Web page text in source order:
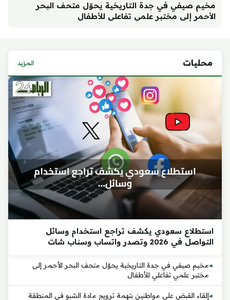
مخيم صيفي في جدة التاريخية يحوّل متحف البحر
الأحمر إلى مختبر علمي تفاعلي للأطفال
محليات المزيد
استطلاع سعودي يكشف تراجع استخدام وسائل
التواصل في 2026 وتصدر واتساب وسناب شات
مخيم صيفي في جدة التاريخية يحوّل متحف البحر الأحمر إلى
مختبر علمي تفاعلي للأطفال
إلقاء القبض على مواطنين بتهمة ترويج مادة الشبو في المنطقة